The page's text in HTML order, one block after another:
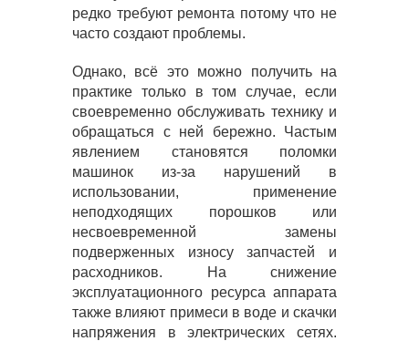
редко требуют ремонта потому что не
часто создают проблемы.
Однако, всё это можно получить на
практике только в том случае, если
своевременно обслуживать технику и
обращаться с ней бережно. Частым
явлением становятся поломки
машинок из-за нарушений в
использовании, применение
неподходящих порошков или
несвоевременной замены
подверженных износу запчастей и
расходников. На снижение
эксплуатационного ресурса аппарата
также влияют примеси в воде и скачки
напряжения в электрических сетях.